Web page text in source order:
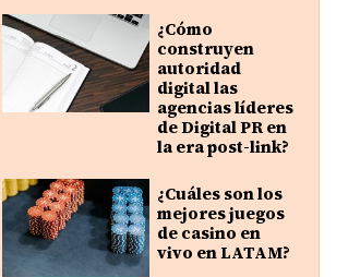
¿Cómo
construyen
autoridad
digital las
agencias líderes
de Digital PR en
la era post-link?
¿Cuáles son los
mejores juegos
de casino en
vivo en LATAM?